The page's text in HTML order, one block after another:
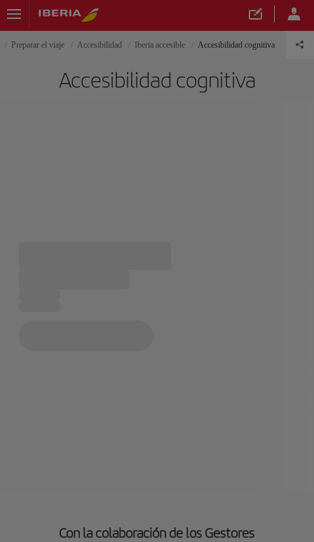
Preparar el viaje Accesibilidad Iberia accesible Accesibilidad cognitiva
Accesibilidad cognitiva
Con la colaboración de los Gestores